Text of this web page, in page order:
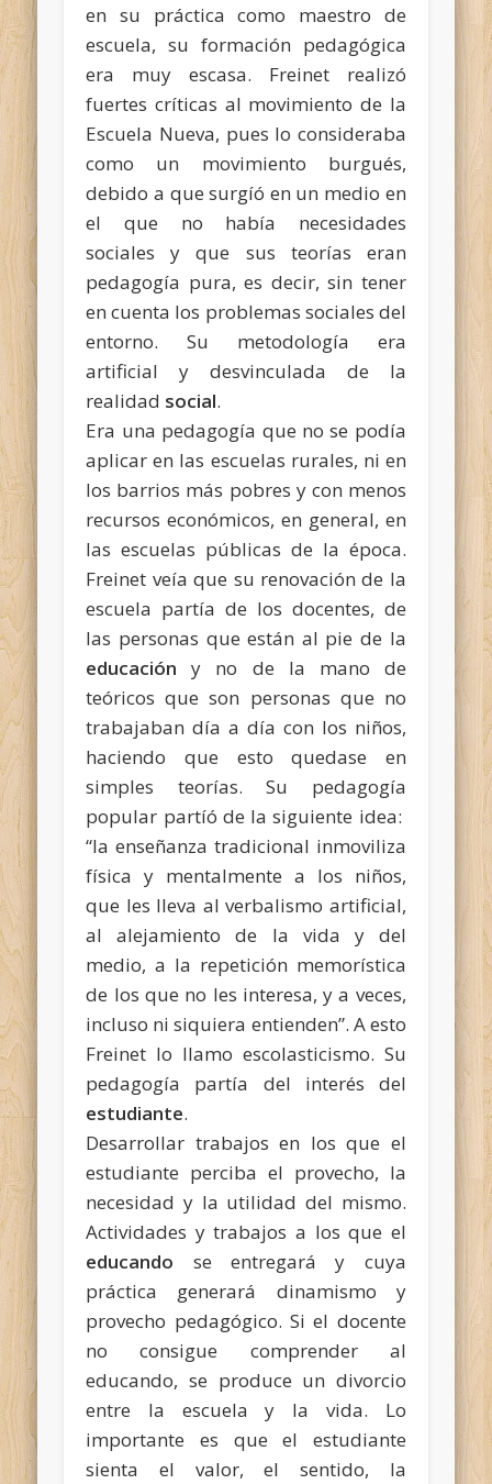
en su práctica como maestro de
escuela, su formación pedagógica
era muy escasa. Freinet realizó
fuertes críticas al movimiento de la
Escuela Nueva, pues lo consideraba
como un movimiento burgués,
debido a que surgíó en un medio en
el que no había necesidades
sociales y que sus teorías eran
pedagogía pura, es decir, sin tener
en cuenta los problemas sociales del
entorno. Su metodología era
artificial y desvinculada de la
realidad social.
Era una pedagogía que no se podía
aplicar en las escuelas rurales, ni en
los barrios más pobres y con menos
recursos económicos, en general, en
las escuelas públicas de la época.
Freinet veía que su renovación de la
escuela partía de los docentes, de
las personas que están al pie de la
educación y no de la mano de
teóricos que son personas que no
trabajaban día a día con los niños,
haciendo que esto quedase en
simples teorías. Su pedagogía
popular partíó de la siguiente idea:
“la enseñanza tradicional inmoviliza
física y mentalmente a los niños,
que les lleva al verbalismo artificial,
al alejamiento de la vida y del
medio, a la repetición memorística
de los que no les interesa, y a veces,
incluso ni siquiera entienden”. A esto
Freinet lo llamo escolasticismo. Su
pedagogía partía del interés del
estudiante.
Desarrollar trabajos en los que el
estudiante perciba el provecho, la
necesidad y la utilidad del mismo.
Actividades y trabajos a los que el
educando se entregará y cuya
práctica generará dinamismo y
provecho pedagógico. Si el docente
no consigue comprender al
educando, se produce un divorcio
entre la escuela y la vida. Lo
importante es que el estudiante
sienta el valor, el sentido, la